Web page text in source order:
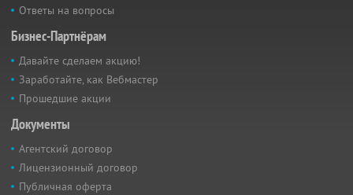
Ответы на вопросы
Бизнес-Партнёрам
Давайте сделаем акцию!
Заработайте, как Вебмастер
Прошедшие акции
Документы
Агентский договор
Лицензионный договор
Публичная оферта